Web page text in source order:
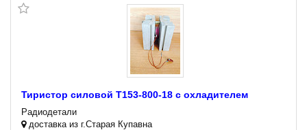
Тиристор силовой Т153-800-18 с охладителем
Радиодетали
доставка из г.Старая Купавна